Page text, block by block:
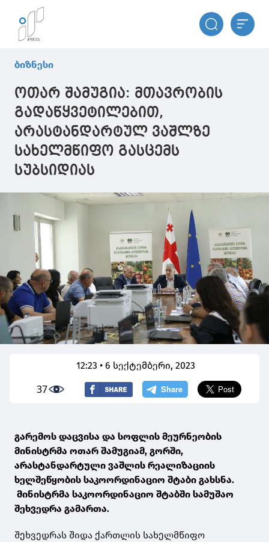
ბიზნესი
ოთარ შამუგია: მთავრობის
გადაწყვეტილებით,
არასტანდარტულ ვაშლზე
სახელმწიფო გასცემს
სუბსიდიას
12:23 • 6 სექტემბერი, 2023
37
გარემოს დაცვისა და სოფლის მეურნეობის
მინისტრმა ოთარ შამუგიამ, გორში,
არასტანდარტული ვაშლის რეალიზაციის
ხელშეწყობის საკოორდინაციო შტაბი გახსნა.
მინისტრმა საკოორდინაციო შტაბში სამუშაო
შეხვედრა გამართა.
შეხვედრას შიდა ქართლის სახელმწიფო